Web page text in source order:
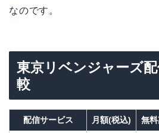
なのです。
東京リベンジャーズ
較
配信サービス 月額(税込) 無料